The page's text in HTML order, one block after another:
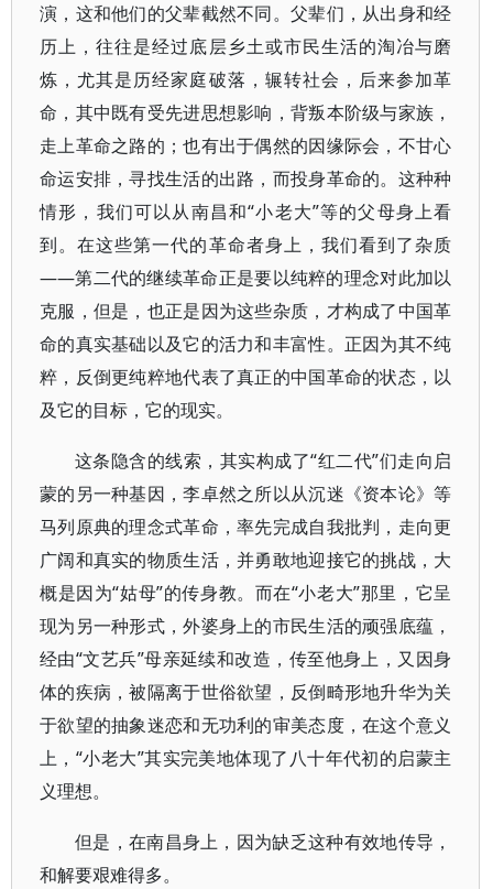
演，这和他们的父辈截然不同。父辈们，从出身和经
历上，往往是经过底层乡土或市民生活的淘冶与磨
炼，尤其是历经家庭破落，辗转社会，后来参加革
命，其中既有受先进思想影响，背叛本阶级与家族，
走上革命之路的；也有出于偶然的因缘际会，不甘心
命运安排，寻找生活的出路，而投身革命的。这种种
情形，我们可以从南昌和“小老大”等的父母身上看
到。在这些第一代的革命者身上，我们看到了杂质
——第二代的继续革命正是要以纯粹的理念对此加以
克服，但是，也正是因为这些杂质，才构成了中国革
命的真实基础以及它的活力和丰富性。正因为其不纯
粹，反倒更纯粹地代表了真正的中国革命的状态，以
及它的目标，它的现实。
这条隐含的线索，其实构成了“红二代”们走向启
蒙的另一种基因，李卓然之所以从沉迷《资本论》等
马列原典的理念式革命，率先完成自我批判，走向更
广阔和真实的物质生活，并勇敢地迎接它的挑战，大
概是因为“姑母”的传身教。而在“小老大”那里，它呈
现为另一种形式，外婆身上的市民生活的顽强底蕴，
经由“文艺兵”母亲延续和改造，传至他身上，又因身
体的疾病，被隔离于世俗欲望，反倒畸形地升华为关
于欲望的抽象迷恋和无功利的审美态度，在这个意义
上，“小老大”其实完美地体现了八十年代初的启蒙主
义理想。
但是，在南昌身上，因为缺乏这种有效地传导，
和解要艰难得多。